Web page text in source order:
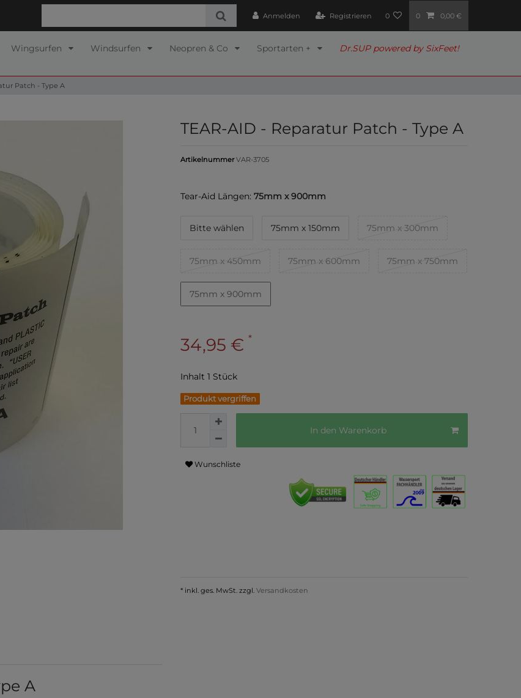
Anmelden Registrieren 0 0 0,00 €
Wingsurfen Windsurfen Neopren & Co Sportarten + Dr.SUP powered by SixFeet!
Patch - Type A
TEAR-AID - Reparatur Patch - Type A
ArtikelnummerVAR-3705
Tear-Aid Längen: 75mm x 900mm
Bitte wählen 75mm x 150mm 75mm x 300mm
75mm x 450mm 75mm x 600mm 75mm x 750mm
75mm x 900mm
34,95 € *
Inhalt 1 Stück
Produkt vergriffen
In den Warenkorb
Wunschliste
* inkl. ges. MwSt. zzgl. Versandkosten
A